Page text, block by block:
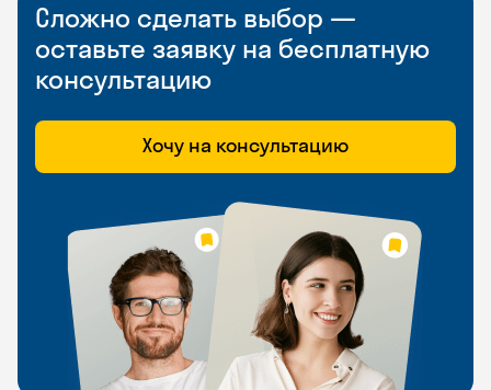
Сложно сделать выбор —
оставьте заявку на бесплатную
консультацию
Хочу на консультацию